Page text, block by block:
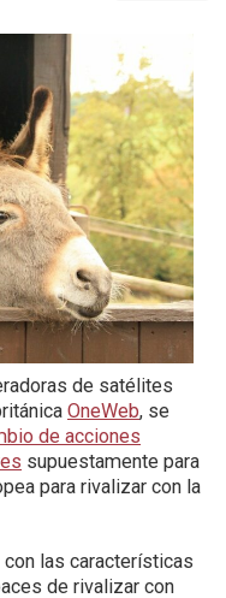
de satélites
OneWeb, se
de acciones
supuestamente para
para rivalizar con la
las características
de rivalizar con